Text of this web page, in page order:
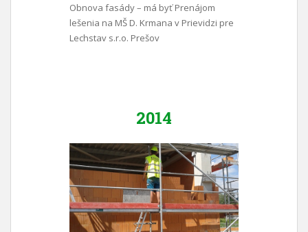
Obnova fasády – má byť Prenájom
lešenia na MŠ D. Krmana v Prievidzi pre
Lechstav s.r.o. Prešov
2014